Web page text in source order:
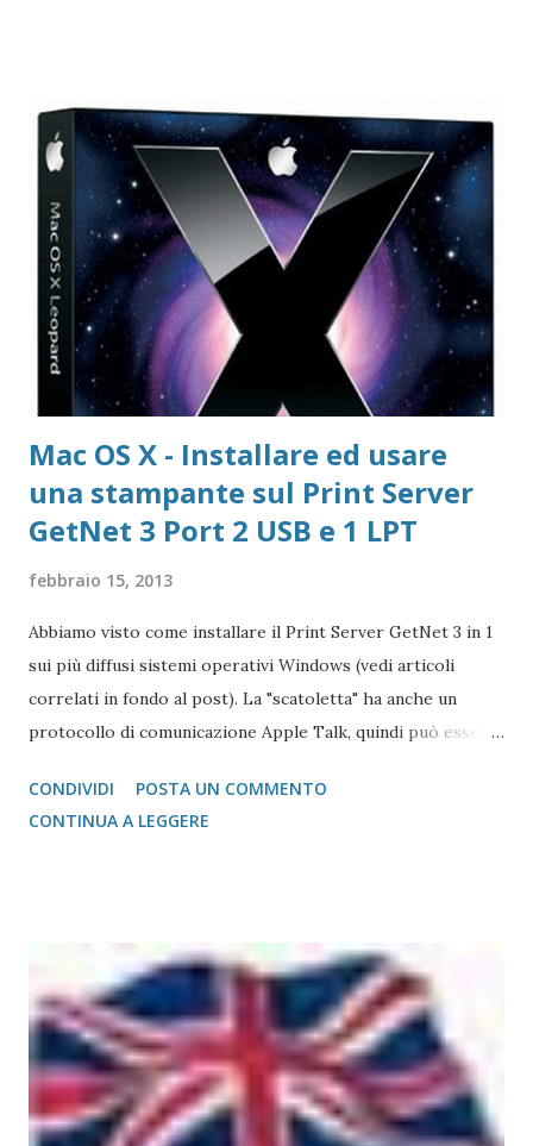
copia gratuita per 1 anno Adobe Reader Get Adobe Acrobat
e Adobe Reader Cartella tutte le versioni Adobe Reader da
scaricare offline Microsoft 365 Accedere ad area riservata
Microsoft 365 Scarica Office (365 o versione unica) dal Sito
Microsoft Windows 365 VideoLAN VLC Video Player Pagina
di Download di VLC Pix Resizer for Windows Pagina
dell'autore del progr...
Mac OS X - Installare ed usare
una stampante sul Print Server
GetNet 3 Port 2 USB e 1 LPT
febbraio 15, 2013
Abbiamo visto come installare il Print Server GetNet 3 in 1
sui più diffusi sistemi operativi Windows (vedi articoli
correlati in fondo al post). La "scatoletta" ha anche un
protocollo di comunicazione Apple Talk, quindi può essere
gestione post script integrata (quasi tutte le stampanti
salvo quelle del gruppo Ricoh che hanno bisogno di un
non è necessario scegliere tra moltissimi modelli, ma si
gestisce in modo più semplice. Purtroppo sul Mac non è
possibile (allo stato attuale) collegare print server di tipo
TP-Link, ovvero replicatori di porta USB su Lan, in quanto
non esiste un driver adatto. Detto questo, consideriamo la
stampante che vogliamo collegare al Mac. Il caso che
CONDIVIDI
POSTA UN COMMENTO
CONTINUA A LEGGERE